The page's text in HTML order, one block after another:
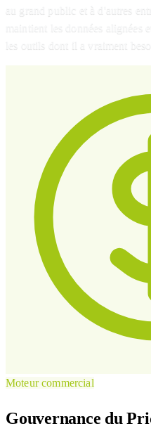
au grand public et à d'autres
maintient les données alignées
les outils dont il a vraiment
Moteur commercial
Gouvernance du